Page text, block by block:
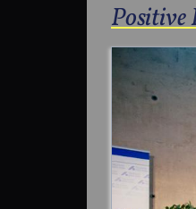
Positive